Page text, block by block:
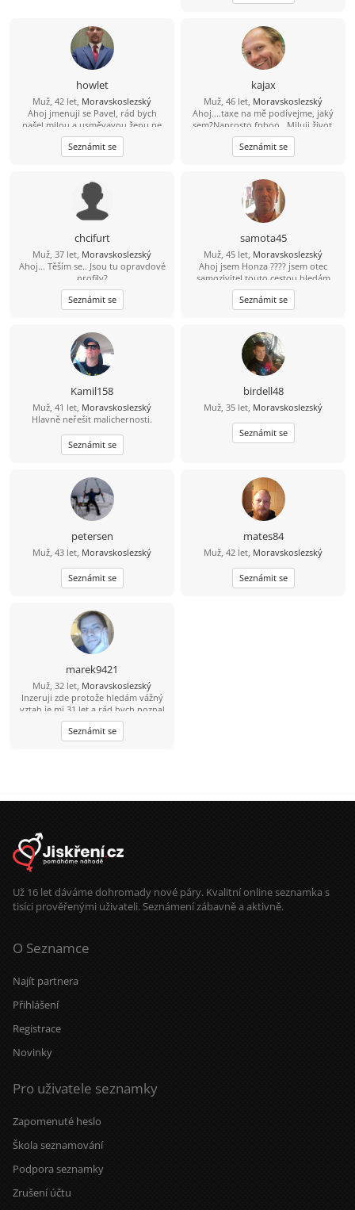
howlet
Muž, 42 let, Moravskoslezský
Ahoj jmenuji se Pavel, rád bych
našel milou a usměvavou ženu ne
jen na pokec ale pokud možno i na
vážný vztah mezi 26 a 49 lety, pokud
budeš chtít ozvi se, budu moc rád
Seznámit se
kajax
Muž, 46 let, Moravskoslezský
Ahoj....taxe na mě podívejme, jaký
sem?Naprosto fphoo...Miluji život,
rád se směju, miluji sluníčko, sem
pozitivně naladěný extrovert, takže
když je tma tak já svítím...Místama až
moc tvrdohlavý, ale dá se to přežít,
pohodář, vtipný, miluji přírodu, ale
nelezu tam každý víkend...dokážu
tancovat i na stole ''nahoře bez'' a
nemusím mít 4promile prostě chlap
přirozeného typu, miluji děti, sem
vegetarián takže ať se
nelekneš....pokud si dočetla až sem
tak gratuluji....
Seznámit se
chcifurt
Muž, 37 let, Moravskoslezský
Ahoj... Těším se.. Jsou tu opravdové
profily?
Seznámit se
samota45
Muž, 45 let, Moravskoslezský
Ahoj jsem Honza ???? jsem otec
samozivitel touto cestou hledám
lásku porozumění a upsymnost.
Seznámit se
Kamil158
Muž, 41 let, Moravskoslezský
Hlavně neřešit malichernosti.
Seznámit se
birdell48
Muž, 35 let, Moravskoslezský
Seznámit se
petersen
Muž, 43 let, Moravskoslezský
Seznámit se
mates84
Muž, 42 let, Moravskoslezský
Seznámit se
marek9421
Muž, 32 let, Moravskoslezský
Inzeruji zde protože hledám vážný
vztah je mi 31 let a rád bych poznal
tu pravou. Abych byl řekl pravdu
mám epilepsii od 15 let takže bydlím
s mamkou v Havířově nemějte mi to
člověk s kterým se dá sednout
Seznámit se
Už 16 let dáváme dohromady nové páry. Kvalitní online seznamka s
tisíci prověřenými uživateli. Seznámení zábavně a aktivně.
O Seznamce
Najít partnera
Přihlášení
Registrace
Novinky
Pro uživatele seznamky
Zapomenuté heslo
Škola seznamování
Podpora seznamky
Zrušení účtu